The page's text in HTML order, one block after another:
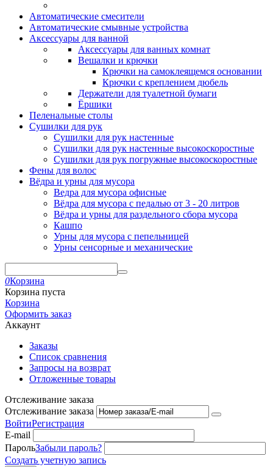
Автоматические смесители
Автоматические смывные устройства
Аксессуары для ванной
Аксессуары для ванных комнат
Вешалки и крючки
Крючки на самоклеящемся основании
Крючки с креплением дюбель
Держатели для туалетной бумаги
Ёршики
Пеленальные столы
Сушилки для рук
Сушилки для рук настенные
Сушилки для рук настенные высокоскоростные
Сушилки для рук погружные высокоскоростные
Фены для волос
Вёдра и урны для мусора
Ведра для мусора офисные
Вёдра для мусора с педалью от 3 - 20 литров
Вёдра и урны для раздельного сбора мусора
Кашпо
Урны для мусора с пепельницей
Урны сенсорные и механические
0Корзина
Корзина пуста
Корзина
Оформить заказ
Аккаунт
Заказы
Список сравнения
Запросы на возврат
Отложенные товары
Отслеживание заказа
Отслеживание заказа
ВойтиРегистрация
E-mail
ПарольЗабыли пароль?
Создать учетную запись